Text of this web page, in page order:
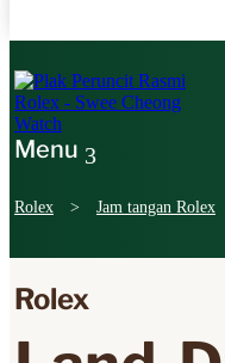
Rolex > Jam tangan Rolex
Rolex